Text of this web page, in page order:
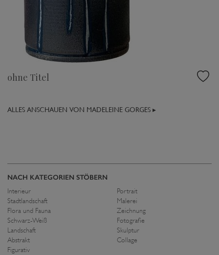
ohne Titel
ALLES ANSCHAUEN VON MADELEINE GORGES ▸
NACH KATEGORIEN STÖBERN
Interieur
Stadtlandschaft
Flora und Fauna
Schwarz-Weiß
Landschaft
Abstrakt
Figurativ
Portrait
Malerei
Zeichnung
Fotografie
Skulptur
Collage